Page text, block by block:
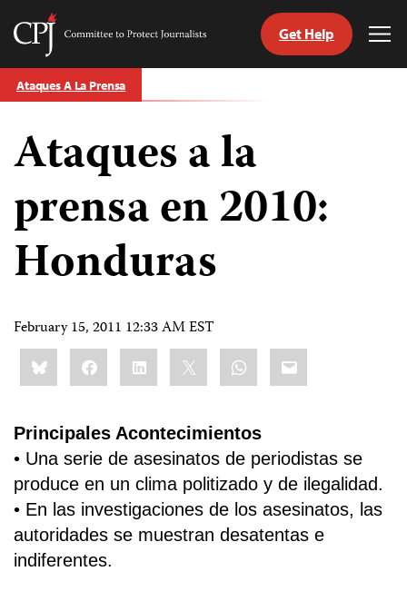
Skip
to
Committee
Protect
Journalists
Get Help
Ataques A La Prensa
Ataques a la
prensa en 2010:
Honduras
February 15, 2011 12:33 AM EST
Share
this:BlueskyFacebookLinkedIn WhatsApp
Email
Principales Acontecimientos
• Una serie de asesinatos de periodistas se
produce en un clima politizado y de ilegalidad.
• En las investigaciones de los asesinatos, las
autoridades se muestran desatentas e
indiferentes.